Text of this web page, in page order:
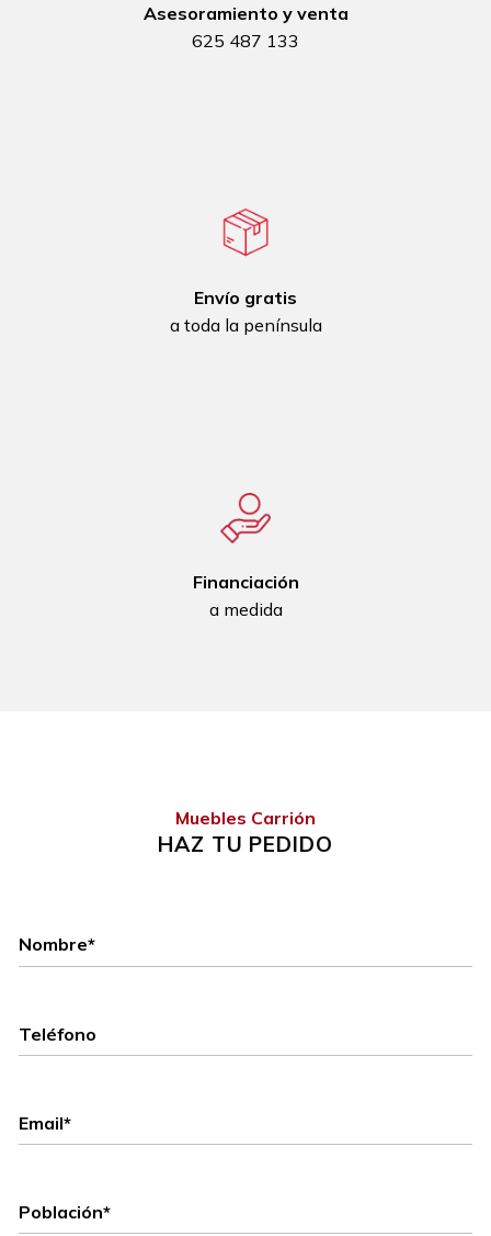
Asesoramiento y venta
625 487 133
Envío gratis
a toda la península
Financiación
a medida
Muebles Carrión
HAZ TU PEDIDO